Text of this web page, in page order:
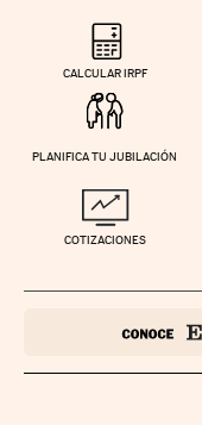
CALCULAR IRPF
PLANIFICA TU JUBILACIÓN
COTIZACIONES